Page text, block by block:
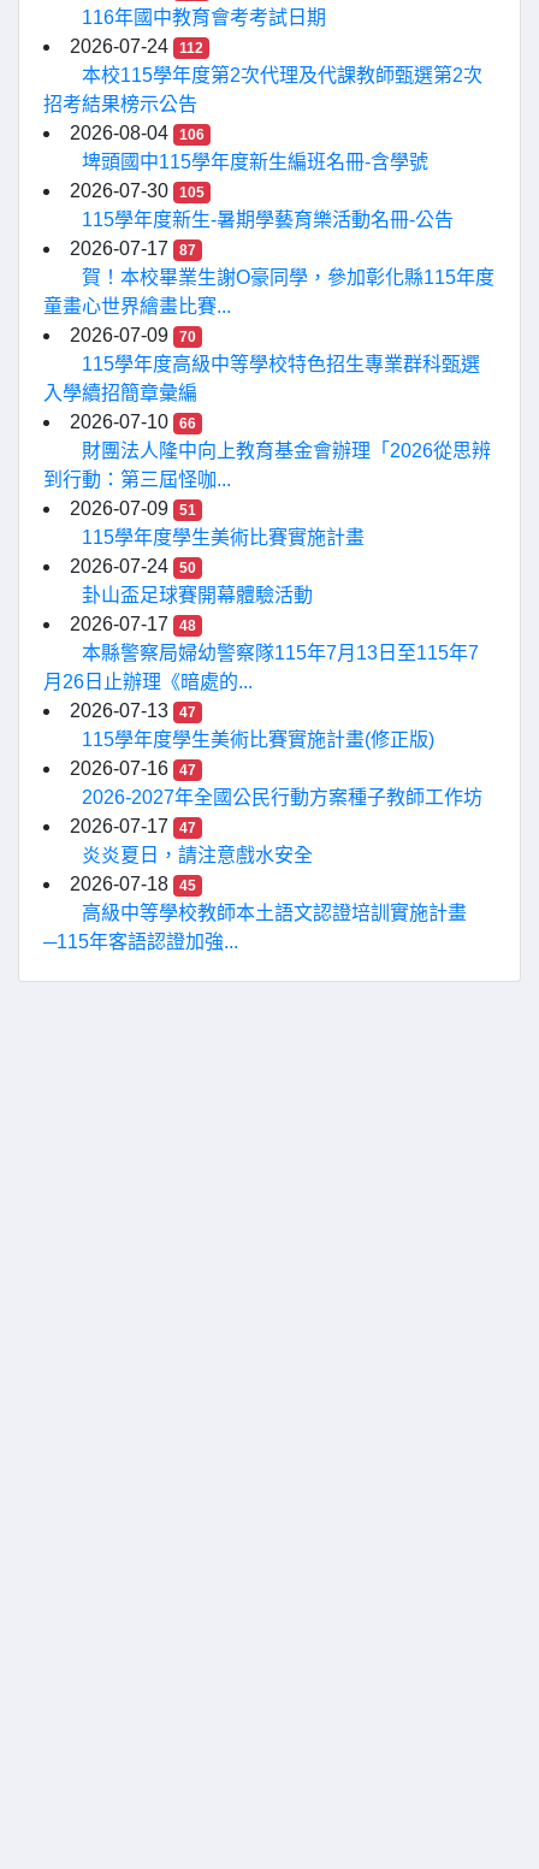
116年國中教育會考考試日期
2026-07-24
112
本校115學年度第2次代理及代課教師甄選第2次
招考結果榜示公告
2026-08-04
106
埤頭國中115學年度新生編班名冊-含學號
2026-07-30
105
115學年度新生-暑期學藝育樂活動名冊-公告
2026-07-17
87
賀！本校畢業生謝O豪同學，參加彰化縣115年度
童畫心世界繪畫比賽...
2026-07-09
70
115學年度高級中等學校特色招生專業群科甄選
入學續招簡章彙編
2026-07-10
66
財團法人隆中向上教育基金會辦理「2026從思辨
到行動：第三屆怪咖...
2026-07-09
51
115學年度學生美術比賽實施計畫
2026-07-24
50
卦山盃足球賽開幕體驗活動
2026-07-17
48
本縣警察局婦幼警察隊115年7月13日至115年7
月26日止辦理《暗處的...
2026-07-13
47
115學年度學生美術比賽實施計畫(修正版)
2026-07-16
47
2026-2027年全國公民行動方案種子教師工作坊
2026-07-17
47
炎炎夏日，請注意戲水安全
2026-07-18
45
高級中等學校教師本土語文認證培訓實施計畫
─115年客語認證加強...